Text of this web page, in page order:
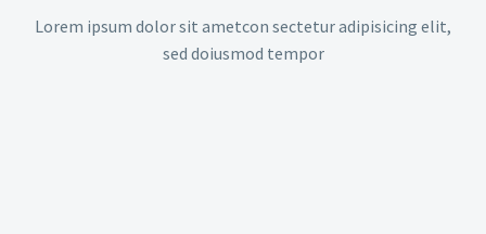
Lorem ipsum dolor sit ametcon sectetur adipisicing elit,
sed doiusmod tempor